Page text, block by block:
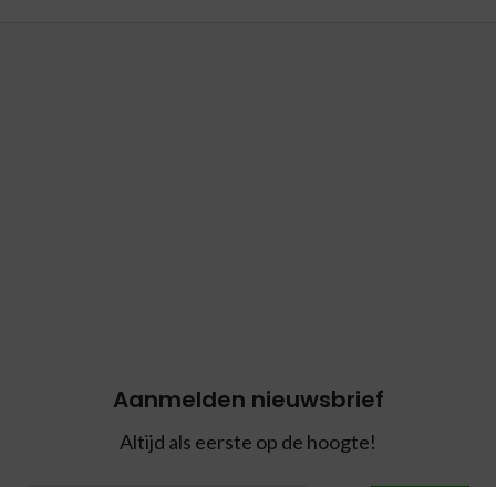
Aanmelden nieuwsbrief
Altijd als eerste op de hoogte!